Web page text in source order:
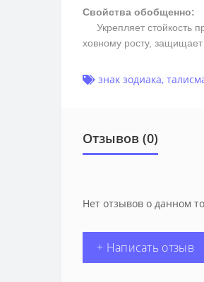
Свойства обобщенно:
Укрепляет стойкость
ховному росту,
знак зодиака,
Отзывов (0)
Нет отзывов о данном
+ Написать отзыв